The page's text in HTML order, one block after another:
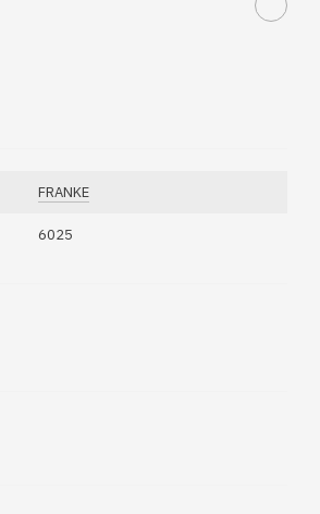
FRANKE
6025